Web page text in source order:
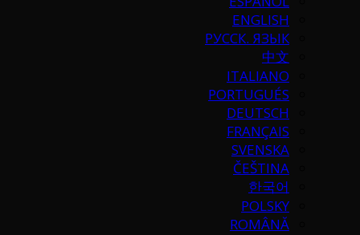
ENGLISH
РУССК. ЯЗЫК
中文
ITALIANO
PORTUGUÉS
DEUTSCH
FRANÇAIS
SVENSKA
ČEŠTINA
한국어
POLSKY
ROMÂNĂ